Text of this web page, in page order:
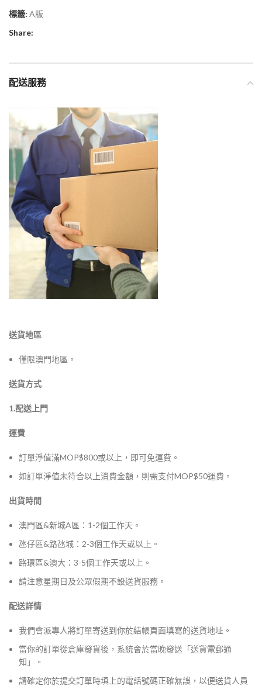
標籤: A版
Share:
配送服務
送貨地區
僅限澳門地區。
送貨方式
1.配送上門
運費
訂單淨值滿MOP$800或以上，即可免運費。
如訂單淨值未符合以上消費金額，則需支付MOP$50運費。
出貨時間
澳門區&新城A區：1-2個工作天。
氹仔區&路氹城：2-3個工作天或以上。
路環區&澳大：3-5個工作天或以上。
請注意星期日及公眾假期不設送貨服務。
配送詳情
我們會派專人將訂單寄送到你於結帳頁面填寫的送貨地址。
當你的訂單從倉庫發貨後，系統會於當晚發送「送貨電郵通
知」。
請確定你於提交訂單時填上的電話號碼正確無誤，以便送貨人員